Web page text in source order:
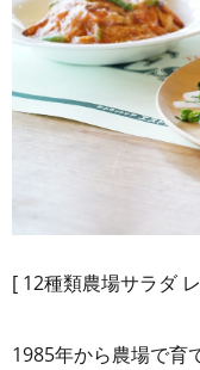
[ 12種類農場サラダ
1985年から農場で育